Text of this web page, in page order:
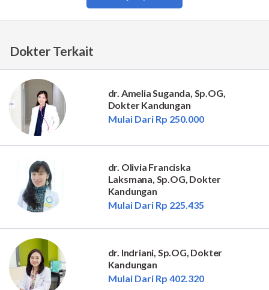
Dokter Terkait